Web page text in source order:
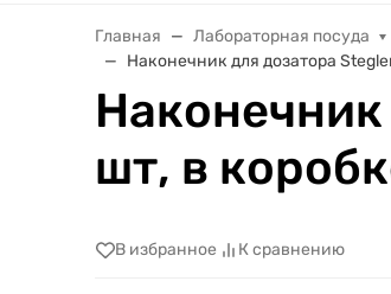
Главная Лабораторная посуда
Наконечник для дозатора
шт, в
В избранное К сравнению